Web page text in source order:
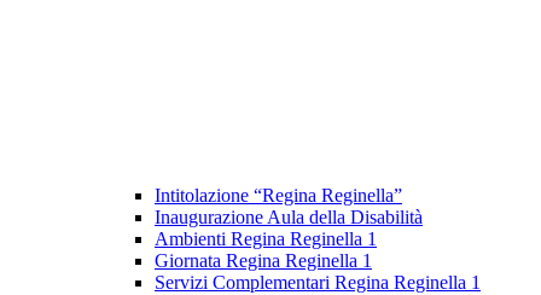
Intitolazione “Regina Reginella”
Inaugurazione Aula della Disabilità
Ambienti Regina Reginella 1
Giornata Regina Reginella 1
Servizi Complementari Regina Reginella 1